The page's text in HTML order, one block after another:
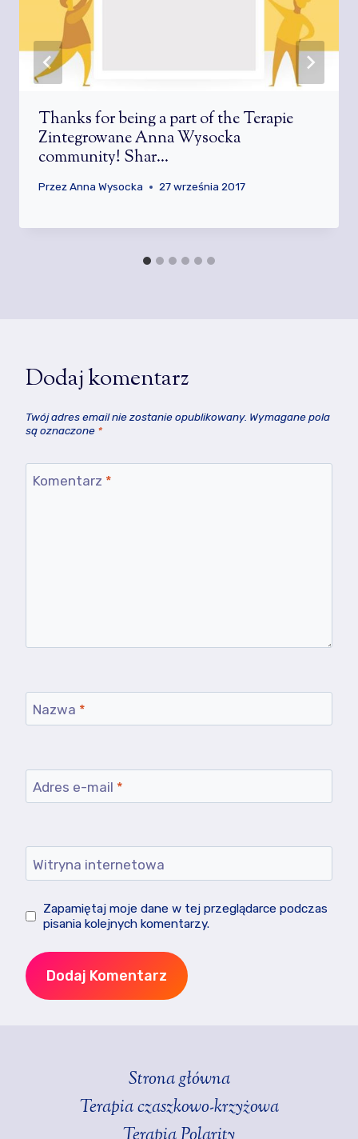
Thanks for being a part of the Terapie
Zintegrowane Anna Wysocka
community! Shar…
PrzezAnna Wysocka 27 września 2017
Dodaj komentarz
Twój adres email nie zostanie opublikowany. Wymagane pola
są oznaczone *
Komentarz *
Nazwa *
Adres e-mail *
Witryna internetowa
Zapamiętaj moje dane w tej przeglądarce podczas
pisania kolejnych komentarzy.
Strona główna
Terapia czaszkowo-krzyżowa